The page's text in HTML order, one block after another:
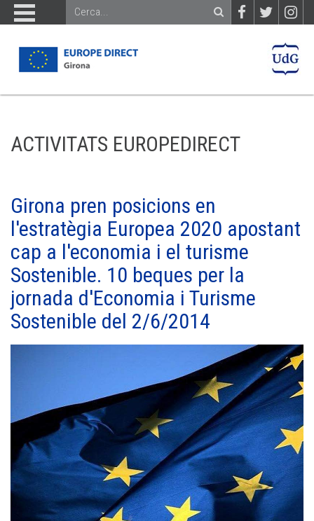
ACTIVITATS EUROPEDIRECT
Girona pren posicions en
l'estratègia Europea 2020 apostant
cap a l'economia i el turisme
Sostenible. 10 beques per la
jornada d'Economia i Turisme
Sostenible del 2/6/2014